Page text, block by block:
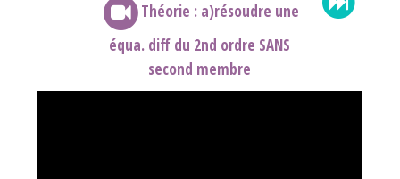
Théorie : a)résoudre une
équa. diff du 2nd ordre SANS
second membre